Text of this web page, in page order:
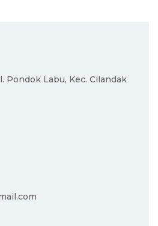
Pondok Labu, Kec. Cilandak